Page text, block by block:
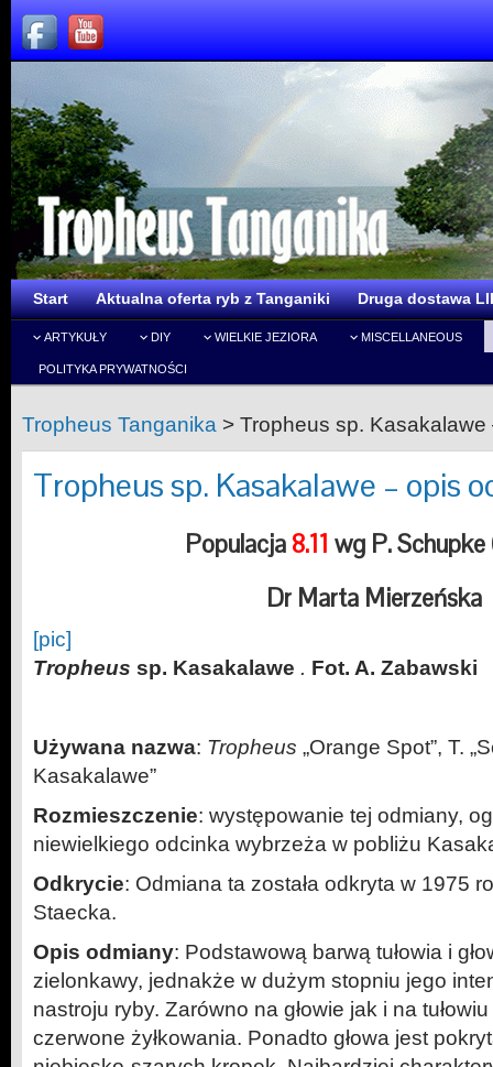
Start Aktualna oferta ryb z Tanganiki Druga dostawa
ARTYKUŁY DIY WIELKIE JEZIORA MISCELLANEOUS
POLITYKA PRYWATNOŚCI
Tropheus Tanganika > Tropheus sp.
Tropheus sp. Kasakalawe – opis
Populacja 8.11 wg P.
Dr Marta Mierzeńska
[pic]
Tropheus sp. Kasakalawe . Fot. A. Zabawski
Używana nazwa: Tropheus „Orange Spot”, T.
Kasakalawe”
Rozmieszczenie: występowanie tej odmiany,
niewielkiego odcinka wybrzeża w pobliżu
Odkrycie: Odmiana ta została odkryta w 1975
Staecka.
Opis odmiany: Podstawową barwą tułowia i
zielonkawy, jednakże w dużym stopniu jego
nastroju ryby. Zarówno na głowie jak i na
czerwone żyłkowania. Ponadto głowa jest